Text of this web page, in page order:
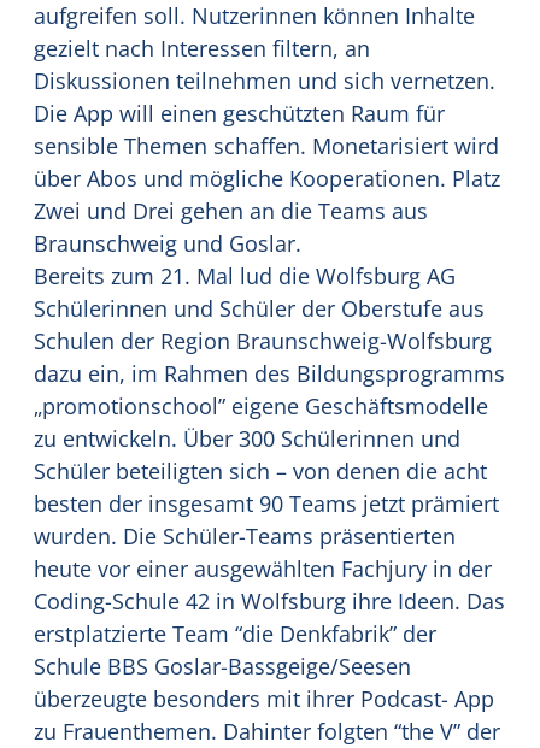
aufgreifen soll. Nutzerinnen können Inhalte
gezielt nach Interessen filtern, an
Diskussionen teilnehmen und sich vernetzen.
Die App will einen geschützten Raum für
sensible Themen schaffen. Monetarisiert wird
über Abos und mögliche Kooperationen. Platz
Zwei und Drei gehen an die Teams aus
Braunschweig und Goslar.
Bereits zum 21. Mal lud die Wolfsburg AG
Schülerinnen und Schüler der Oberstufe aus
Schulen der Region Braunschweig-Wolfsburg
dazu ein, im Rahmen des Bildungsprogramms
„promotionschool” eigene Geschäftsmodelle
zu entwickeln. Über 300 Schülerinnen und
Schüler beteiligten sich – von denen die acht
besten der insgesamt 90 Teams jetzt prämiert
wurden. Die Schüler-Teams präsentierten
heute vor einer ausgewählten Fachjury in der
Coding-Schule 42 in Wolfsburg ihre Ideen. Das
erstplatzierte Team “die Denkfabrik” der
Schule BBS Goslar-Bassgeige/Seesen
überzeugte besonders mit ihrer Podcast- App
zu Frauenthemen. Dahinter folgten “the V” der